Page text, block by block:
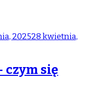
202528 kwietnia,
się